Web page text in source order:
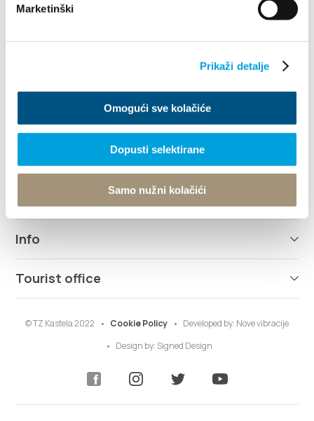
Marketinški
Prikaži detalje
Omogući sve kolačiće
Dopusti selektirane
Samo nužni kolačići
Explore
Info
Tourist office
© TZ Kastela 2022 Cookie Policy Developed by: Nove vibracije
Design by: Signed Design